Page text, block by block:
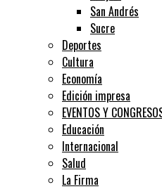
San Andrés
Sucre
Deportes
Cultura
Economía
Edición impresa
EVENTOS Y
Educación
Internacional
Salud
La Firma